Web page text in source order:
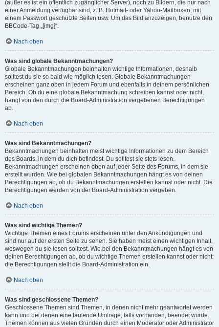
(außer es ist ein öffentlich zugänglicher Server), noch zu Bildern, die nur nach
einer Anmeldung verfügbar sind, z. B. Hotmail- oder Yahoo-Mailboxen, mit
einem Passwort geschützte Seiten usw. Um das Bild anzuzeigen, benutze den
BBCode-Tag „[img]“.
Nach oben
Was sind globale Bekanntmachungen?
Globale Bekanntmachungen beinhalten wichtige Informationen, deshalb
solltest du sie so bald wie möglich lesen. Globale Bekanntmachungen
erscheinen ganz oben in jedem Forum und ebenfalls in deinem persönlichen
Bereich. Ob du eine globale Bekanntmachung schreiben kannst oder nicht,
hängt von den durch die Board-Administration vergebenen Berechtigungen
ab.
Nach oben
Was sind Bekanntmachungen?
Bekanntmachungen beinhalten meist wichtige Informationen zu dem Bereich
des Boards, in dem du dich befindest. Du solltest sie stets lesen.
Bekanntmachungen erscheinen oben auf jeder Seite des Forums, in dem sie
erstellt wurden. Wie bei globalen Bekanntmachungen hängt es von deinen
Berechtigungen ab, ob du Bekanntmachungen erstellen kannst oder nicht. Die
Berechtigungen werden von der Board-Administration vergeben.
Nach oben
Was sind wichtige Themen?
Wichtige Themen eines Forums erscheinen unter den Ankündigungen und
sind nur auf der ersten Seite zu sehen. Sie haben meist einen wichtigen Inhalt,
weswegen du sie lesen solltest. Wie bei den Bekanntmachungen hängt es von
deinen Berechtigungen ab, ob du wichtige Themen erstellen kannst oder nicht;
die Berechtigungen stellt die Board-Administration ein.
Nach oben
Was sind geschlossene Themen?
Geschlossene Themen sind Themen, in denen nicht mehr geantwortet werden
kann und bei denen eine laufende Umfrage, falls vorhanden, beendet wurde.
Themen können aus vielen Gründen durch einen Moderator oder Administrator